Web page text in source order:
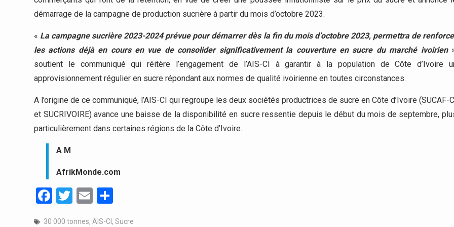
démarrage de la campagne de production sucrière à partir du mois d’octobre 2023.
« La campagne sucrière 2023-2024 prévue pour démarrer dès la fin du mois d’octobre 2023, permettra de
les actions déjà en cours en vue de consolider significativement la couverture en sucre du marché ivoirien
soutient le communiqué qui réitère l’engagement de l’AIS-CI à garantir à la population de Côte d’Ivoire
approvisionnement régulier en sucre répondant aux normes de qualité ivoirienne en toutes circonstances.
A l’origine de ce communiqué, l’AIS-CI qui regroupe les deux sociétés productrices de sucre en Côte d’Ivoire (SUCAF-
et SUCRIVOIRE) avance une baisse de la disponibilité en sucre ressentie depuis le début du mois de septembre,
particulièrement dans certaines régions de la Côte d’Ivoire.
A M
AfrikMonde.com
Facebook
Twitter
Email
30 000 tonnes, AIS-CI , Sucre